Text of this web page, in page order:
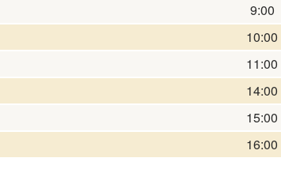
9:00
10:00
11:00
14:00
15:00
16:00